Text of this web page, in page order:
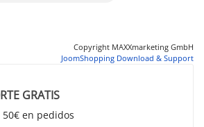
Copyright MAXXmarketing GmbH
JoomShopping Download & Support
GRATIS
en pedidos